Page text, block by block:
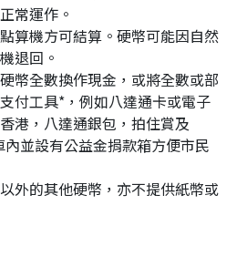
常運作。
算機方可結算。硬幣可能因自然
退回。
幣全數換作現金，或將全數或部
付工具*，例如八達通卡或電子
港，八達通銀包，拍住賞及
內並設有公益金捐款箱方便市民
外的其他硬幣，亦不提供紙幣或